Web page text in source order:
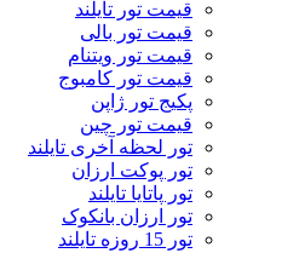
قیمت تور تایلند
قیمت تور بالی
قیمت تور ویتنام
قیمت تور کامبوج
پکیج تور ژاپن
قیمت تور چین
تور لحظه آخری تایلند
تور پوکت ارزان
تور پاتايا تايلند
تور ارزان بانکوک
تور 15 روزه تایلند